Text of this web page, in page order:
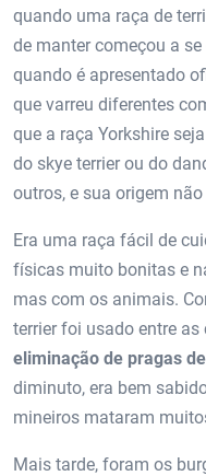
quando uma raça de
de manter começou a
quando é apresentado
que varreu diferentes
que a raça Yorkshire
do skye terrier ou do
outros, e sua origem
Era uma raça fácil de
físicas muito bonitas e
mas com os animais.
terrier foi usado entre
eliminação de pragas
diminuto, era bem
mineiros mataram
Mais tarde, foram os